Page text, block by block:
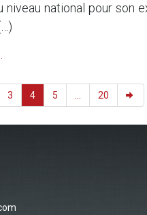
niveau national pour son
3 4 5 ... 20